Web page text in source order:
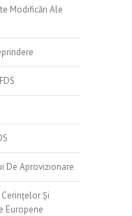
Modificări Ale
De Aprovizionare
Și
Europene